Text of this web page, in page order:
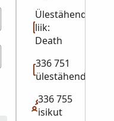
Ülestähenduse
liik:
Death
336 751
ülestähendust
336 755
isikut